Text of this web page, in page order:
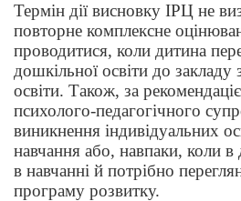
Термін дії висновку ІРЦ не
повторне комплексне
проводитися, коли дитина
дошкільної освіти до закладу
освіти. Також, за
психолого-педагогічного
виникнення індивідуальних
навчання або, навпаки, коли в
в навчанні й потрібно
програму розвитку.